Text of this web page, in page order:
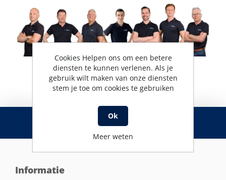
RSS
Informatie
Cookies Helpen ons om een betere
diensten te kunnen verlenen. Als je
gebruik wilt maken van onze diensten
stem je toe om cookies te gebruiken
Ok
Meer weten